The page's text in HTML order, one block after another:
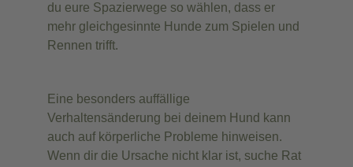
du eure Spazierwege so wählen, dass er
mehr gleichgesinnte Hunde zum Spielen und
Rennen trifft.
Eine besonders auffällige
Verhaltensänderung bei deinem Hund kann
auch auf körperliche Probleme hinweisen.
Wenn dir die Ursache nicht klar ist, suche Rat